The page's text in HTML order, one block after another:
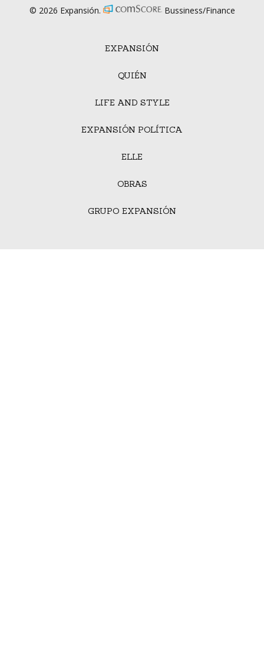
EXPANSIÓN
QUIÉN
LIFE AND STYLE
EXPANSIÓN POLÍTICA
ELLE
OBRAS
GRUPO EXPANSIÓN
© 2026 Expansión. Bussiness/Finance